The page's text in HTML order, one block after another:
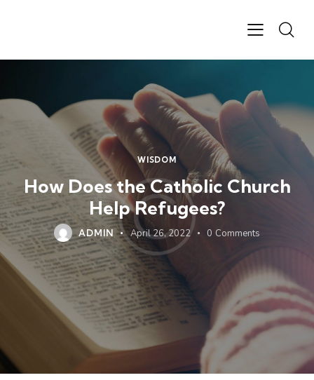
WISDOM
How Does the Catholic Church
Help Refugees?
ADMIN April 26, 2022 0 Comments